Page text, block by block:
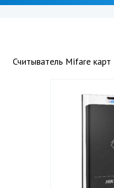
Считыватель Mifare